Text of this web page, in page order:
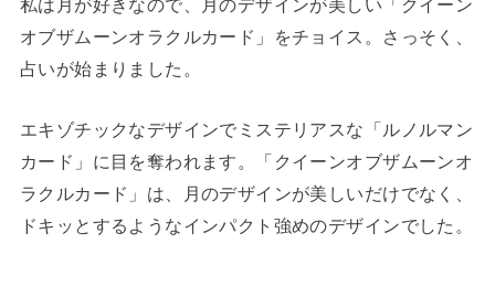
私は月が好きなので、月のデザインが美しい「クイーン
オブザムーンオラクルカード」をチョイス。さっそく、
占いが始まりました。
エキゾチックなデザインでミステリアスな「ルノルマン
カード」に目を奪われます。「クイーンオブザムーンオ
ラクルカード」は、月のデザインが美しいだけでなく、
ドキッとするようなインパクト強めのデザインでした。